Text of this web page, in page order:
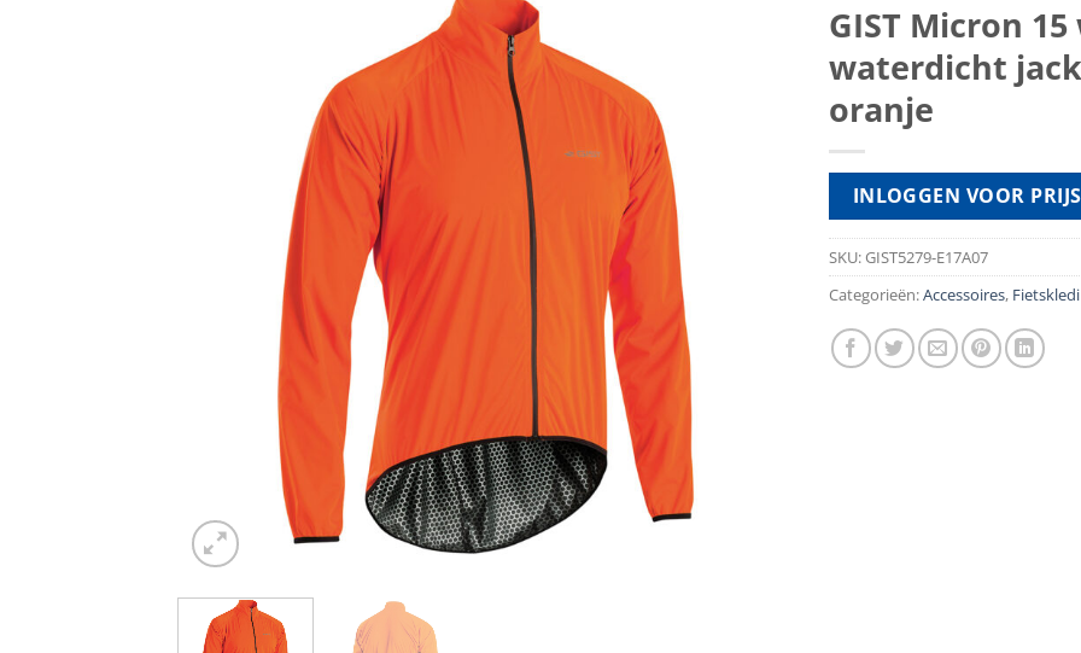
GIST Micron
waterdicht
oranje
INLOGGEN VOOR PRIJS
SKU:GIST5279-E17A07
Categorieën:Accessoires,